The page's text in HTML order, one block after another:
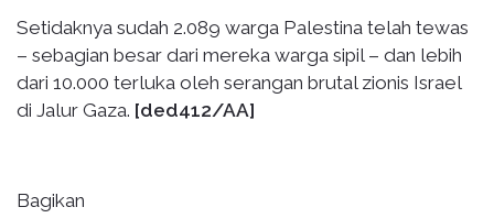
Setidaknya sudah 2.089 warga Palestina telah tewas
– sebagian besar dari mereka warga sipil – dan lebih
dari 10.000 terluka oleh serangan brutal zionis Israel
di Jalur Gaza. [ded412/AA]
Bagikan